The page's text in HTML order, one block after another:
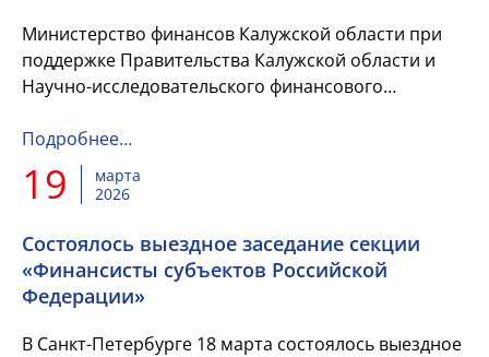
Министерство финансов Калужской области при
поддержке Правительства Калужской области и
Научно-исследовательского финансового
Федерации проводит II Всероссий...
Подробнее…
19
марта
2026
Состоялось выездное заседание секции
«Финансисты субъектов Российской
Федерации»
В Санкт-Петербурге 18 марта состоялось выездное